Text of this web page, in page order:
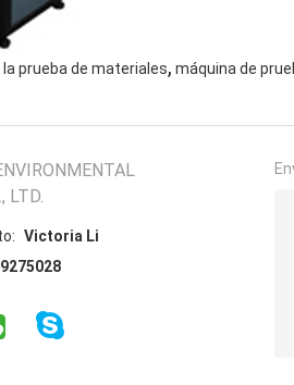
la prueba de materiales, máquina de
LTD.
Victoria Li